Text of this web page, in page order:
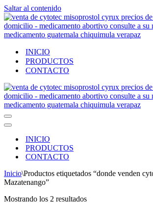
Saltar al contenido
INICIO
PRODUCTOS
CONTACTO
Menú
de
Menú
navegación
INICIO
PRODUCTOS
CONTACTO
Inicio\Productos etiquetados “donde venden
Mazatenango”
Mostrando los 2 resultadosOrdenado